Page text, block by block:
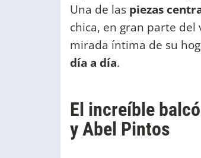
Una de las piezas
chica, en gran parte del
mirada íntima de su
día a día.
El increíble
y Abel Pintos